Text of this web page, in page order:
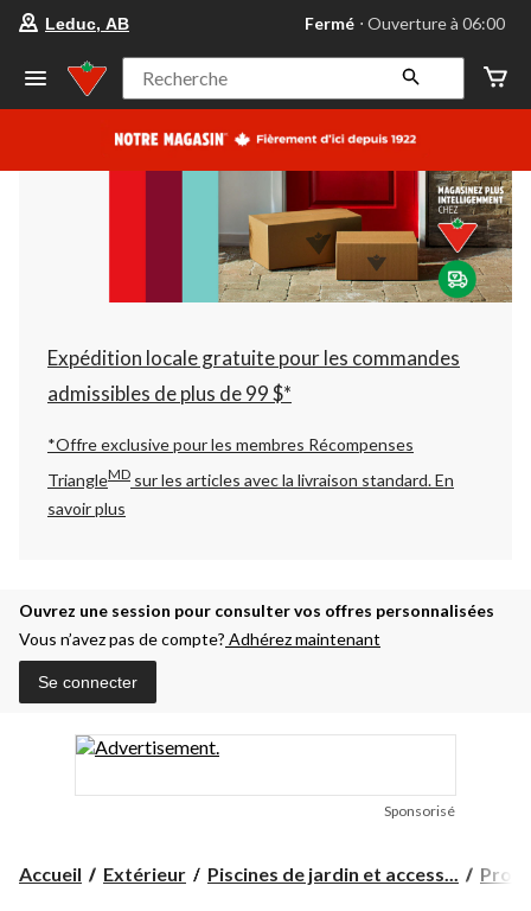
votre
préféré
Leduc,
AB,
courament
Ouverture
à
06:00
cliquer
pour
changer
Leduc, AB Fermé ⋅ Ouverture à 06:00
Recherche
Expédition locale gratuite pour les commandes
admissibles de plus de 99 $*
*Offre exclusive pour les membres Récompenses
TriangleMD sur les articles avec la livraison standard.En
savoir plus
Ouvrez une session pour consulter vos offres personnalisées
Vous n’avez pas de compte? Adhérez maintenant
Se connecter
Sponsorisé
Accueil Extérieur Piscines de jardin et access...